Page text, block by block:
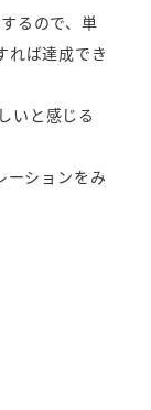
るので、単
れば達成でき
いと感じる
ーションをみ